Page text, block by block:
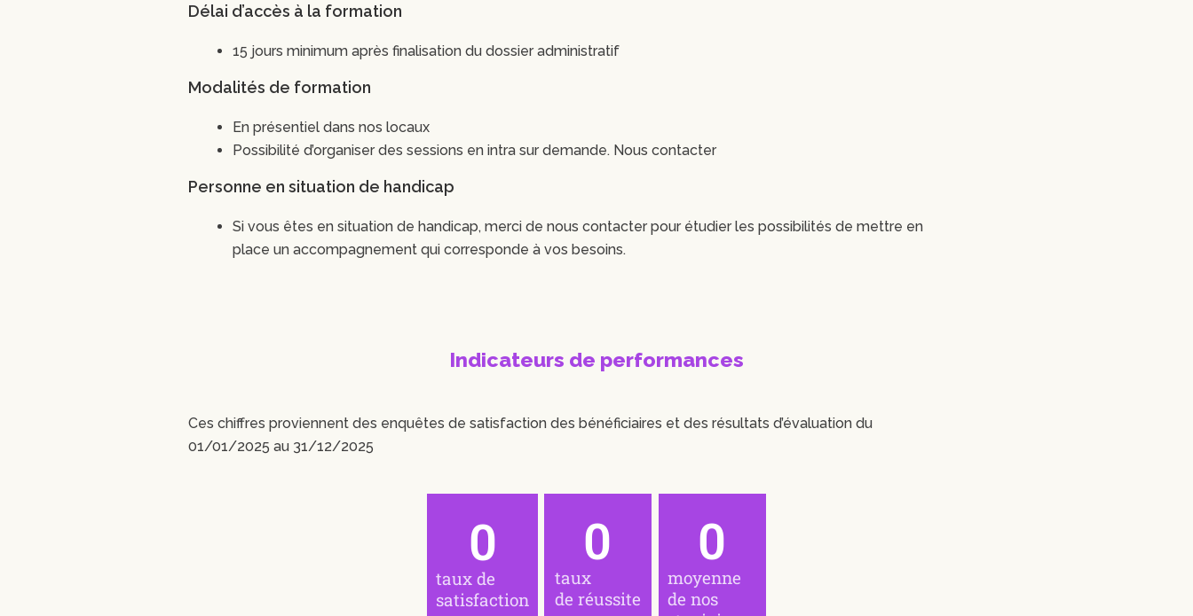
Délai d’accès à la formation
15 jours minimum après finalisation du dossier administratif
Modalités de formation
En présentiel dans nos locaux
Possibilité d’organiser des sessions en intra sur demande. Nous contacter
Personne en situation de handicap
Si vous êtes en situation de handicap, merci de nous contacter pour étudier les possibilités de mettre en
place un accompagnement qui corresponde à vos besoins.
Indicateurs de performances
Ces chiffres proviennent des enquêtes de satisfaction des bénéficiaires et des résultats d’évaluation du
01/01/2025 au 31/12/2025
taux de
satisfaction
0
taux
de réussite
0
moyenne
de nos
0